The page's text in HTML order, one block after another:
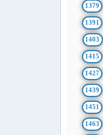
1379
1391
1403
1415
1427
1439
1451
1463